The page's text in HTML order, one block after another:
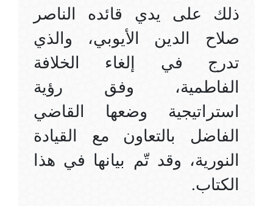
ذلك على يدي قائده الناصر
صلاح الدين الأيوبي، والذي
تدرج في إلغاء الخلافة
الفاطمية، وفق رؤية
استراتيجية وضعها القاضي
الفاضل بالتعاون مع القيادة
النورية، وقد تّم بيانها في هذا
الكتاب.